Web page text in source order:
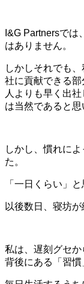
I&G Partnersで
はありません。
しかしそれでも
社に貢献できる
人よりも早く出
は当然であると思
しかし、慣れに
た。
「一日くらい」
以後数日、寝坊が
私は、遅刻グセ
背後にある「習慣